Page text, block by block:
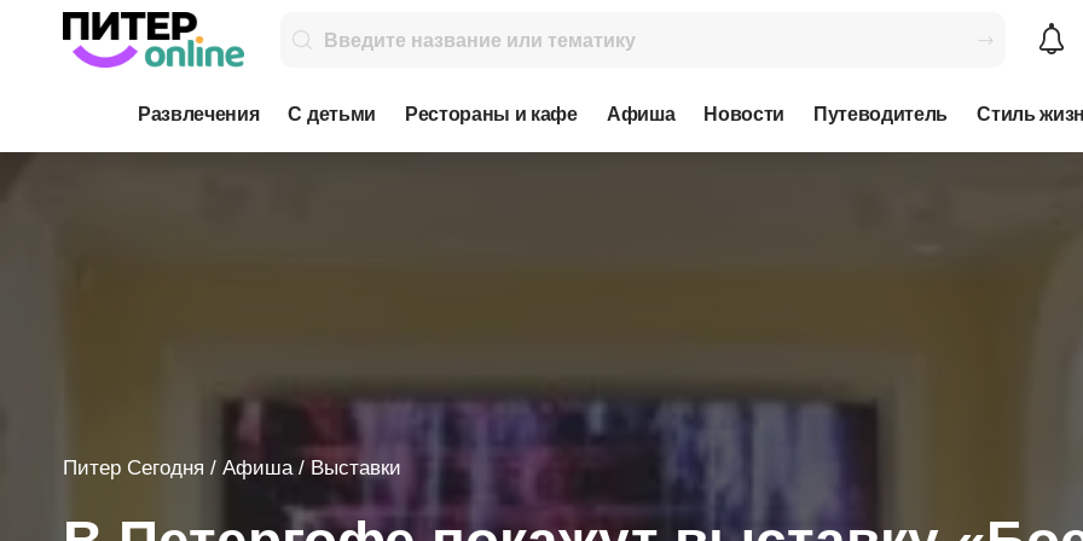
Развлечения С детьми Рестораны и кафе Афиша Новости Путеводитель Стиль
Питер Сегодня / Афиша/ Выставки